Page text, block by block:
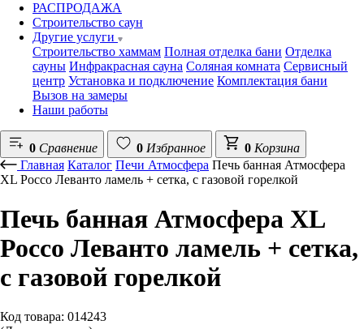
РАСПРОДАЖА
Строительство саун
Другие услуги
Строительство хаммам Полная отделка бани Отделка
сауны Инфракрасная сауна Соляная комната Сервисный
центр Установка и подключение Комплектация бани
Вызов на замеры
Наши работы
0 Сравнение 0 Избранное 0 Корзина
Главная Каталог Печи Атмосфера Печь банная Атмосфера
XL Россо Леванто ламель + сетка, с газовой горелкой
Печь банная Атмосфера XL
Россо Леванто ламель + сетка,
с газовой горелкой
Код товара: 014243